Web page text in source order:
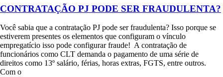
CONTRATAÇÃO PJ PODE SER FRAUDULENTA?
Você sabia que a contratação PJ pode ser fraudulenta? Isso porque se
estiverem presentes os elementos que configuram o vínculo
empregatício isso pode configurar fraude! A contratação de
funcionários como CLT demanda o pagamento de uma série de
direitos como 13º salário, férias, horas extras, FGTS, entre outros.
Com o